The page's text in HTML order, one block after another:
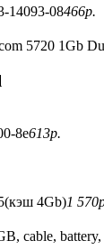
14093-08466р.
5720 1Gb
8e613р.
4Gb)1 570
cable, battery,